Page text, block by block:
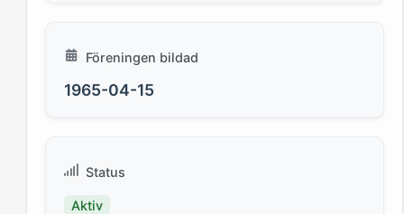
Föreningen bildad
1965-04-15
Status
Aktiv